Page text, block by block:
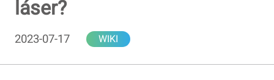
láser?
2023-07-17 WIKI